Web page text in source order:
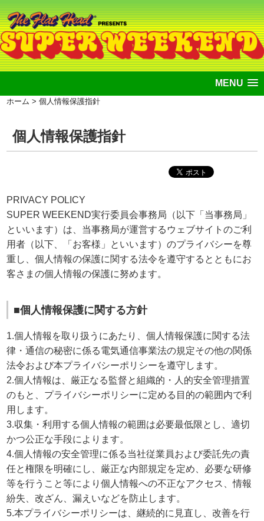
MENU
ホーム > 個人情報保護指針
個人情報保護指針
PRIVACY POLICY
SUPER WEEKEND実行委員会事務局（以下「当事務局」
といいます）は、当事務局が運営するウェブサイトのご利
用者（以下、「お客様」といいます）のプライバシーを尊
重し、個人情報の保護に関する法令を遵守するとともにお
客さまの個人情報の保護に努めます。
■個人情報保護に関する方針
1.個人情報を取り扱うにあたり、個人情報保護に関する法
律・通信の秘密に係る電気通信事業法の規定その他の関係
法令および本プライバシーポリシーを遵守します。
2.個人情報は、厳正なる監督と組織的・人的安全管理措置
のもと、プライバシーポリシーに定める目的の範囲内で利
用します。
3.収集・利用する個人情報の範囲は必要最低限とし、適切
かつ公正な手段によります。
4.個人情報の安全管理に係る当社従業員および委託先の責
任と権限を明確にし、厳正な内部規定を定め、必要な研修
等を行うこと等により個人情報への不正なアクセス、情報
紛失、改ざん、漏えいなどを防止します。
5.本プライバシーポリシーは、継続的に見直し、改善を行